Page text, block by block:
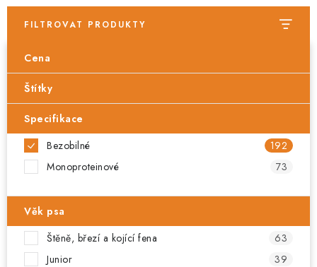
FILTROVAT PRODUKTY
Cena
Štítky
Specifikace
Bezobilné
192
Monoproteinové
73
Věk psa
Štěně, březí a kojící fena
63
Junior
39